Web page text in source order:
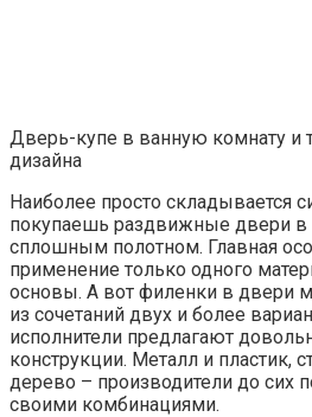
Дверь-купе в ванную комнату и
дизайна
Наиболее просто складывается
покупаешь раздвижные двери в
сплошным полотном. Главная
применение только одного
основы. А вот филенки в двери
из сочетаний двух и более
исполнители предлагают
конструкции. Металл и пластик,
дерево – производители до сих
своими комбинациями.